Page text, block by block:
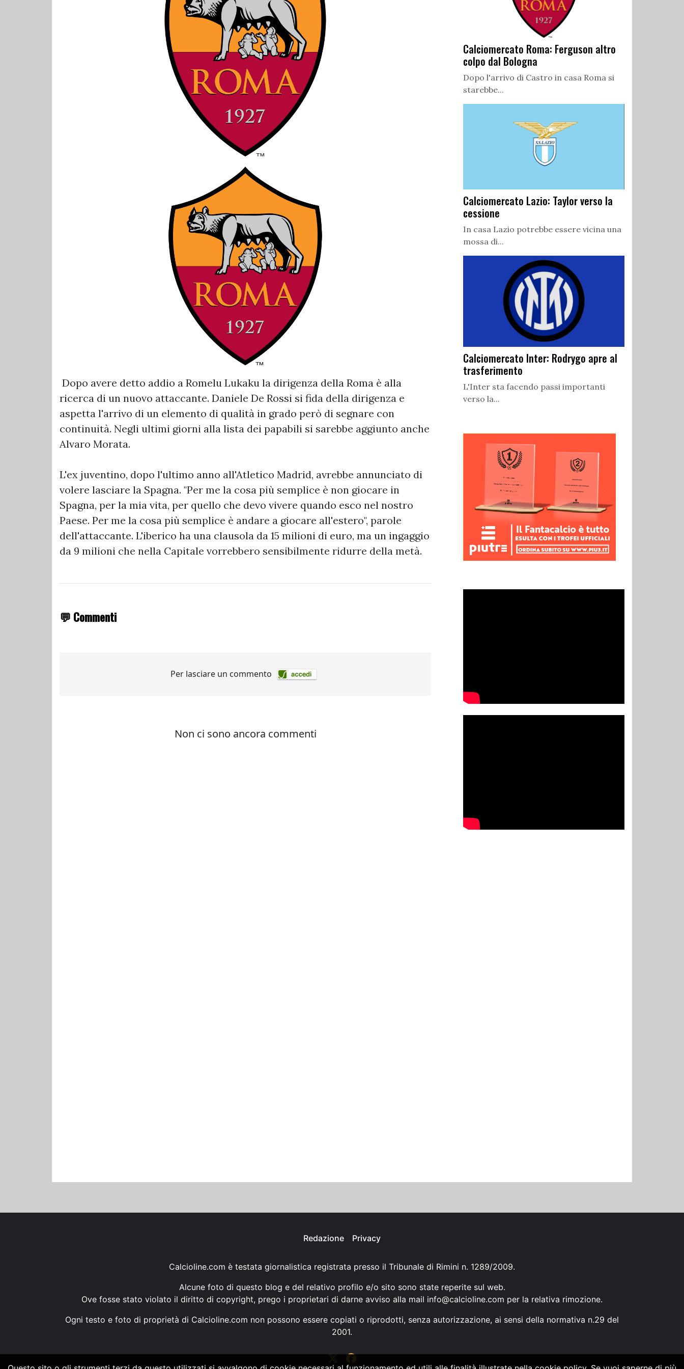
Dopo avere detto addio a Romelu Lukaku la dirigenza della Roma è alla
ricerca di un nuovo attaccante. Daniele De Rossi si fida della dirigenza e
aspetta l'arrivo di un elemento di qualità in grado però di segnare con
continuità. Negli ultimi giorni alla lista dei papabili si sarebbe aggiunto anche
Alvaro Morata.
L'ex juventino, dopo l'ultimo anno all'Atletico Madrid, avrebbe annunciato di
volere lasciare la Spagna. "Per me la cosa più semplice è non giocare in
Spagna, per la mia vita, per quello che devo vivere quando esco nel nostro
Paese. Per me la cosa più semplice è andare a giocare all'estero", parole
dell'attaccante. L'iberico ha una clausola da 15 milioni di euro, ma un ingaggio
da 9 milioni che nella Capitale vorrebbero sensibilmente ridurre della metà.
💬 Commenti
Calciomercato Roma: Ferguson altro
colpo dal Bologna
Dopo l'arrivo di Castro in casa Roma si
starebbe...
Calciomercato Lazio: Taylor verso la
cessione
In casa Lazio potrebbe essere vicina una
mossa di...
Calciomercato Inter: Rodrygo apre al
trasferimento
L'Inter sta facendo passi importanti
verso la...
Redazione Privacy
Calcioline.com è testata giornalistica registrata presso il Tribunale di Rimini n. 1289/2009.
Alcune foto di questo blog e del relativo profilo e/o sito sono state reperite sul web.
Ove fosse stato violato il diritto di copyright, prego i proprietari di darne avviso alla mail info@calcioline.com per la relativa rimozione.
Ogni testo e foto di proprietà di Calcioline.com non possono essere copiati o riprodotti, senza autorizzazione, ai sensi della normativa n.29 del
2001.